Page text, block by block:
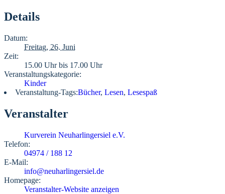
Details
Datum:
Freitag, 26. Juni
Zeit:
15.00 Uhr bis 17.00 Uhr
Veranstaltungskategorie:
Kinder
Veranstaltung-Tags:Bücher, Lesen, Lesespaß
Veranstalter
Kurverein Neuharlingersiel e.V.
Telefon:
04974 / 188 12
E-Mail:
info@neuharlingersiel.de
Homepage:
Veranstalter-Website anzeigen